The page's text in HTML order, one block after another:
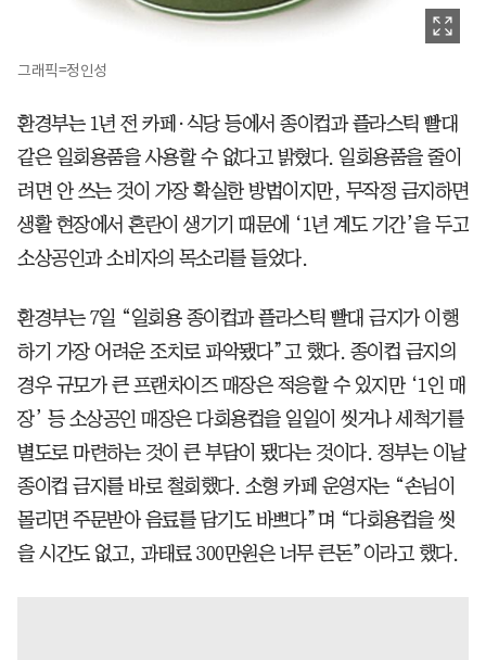
그래픽=정인성
환경부는 1년 전 카페·식당 등에서 종이컵과 플라스틱 빨대
같은 일회용품을 사용할 수 없다고 밝혔다. 일회용품을 줄이
려면 안 쓰는 것이 가장 확실한 방법이지만, 무작정 금지하면
생활 현장에서 혼란이 생기기 때문에 ‘1년 계도 기간’을 두고
소상공인과 소비자의 목소리를 들었다.
환경부는 7일 “일회용 종이컵과 플라스틱 빨대 금지가 이행
하기 가장 어려운 조치로 파악됐다”고 했다. 종이컵 금지의
경우 규모가 큰 프랜차이즈 매장은 적응할 수 있지만 ‘1인 매
장’ 등 소상공인 매장은 다회용컵을 일일이 씻거나 세척기를
별도로 마련하는 것이 큰 부담이 됐다는 것이다. 정부는 이날
종이컵 금지를 바로 철회했다. 소형 카페 운영자는 “손님이
몰리면 주문받아 음료를 담기도 바쁘다”며 “다회용컵을 씻
을 시간도 없고, 과태료 300만원은 너무 큰돈”이라고 했다.